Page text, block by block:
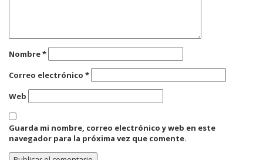
Nombre*
Correo electrónico *
Web
Guarda mi nombre, correo electrónico y web en este
navegador para la próxima vez que comente.